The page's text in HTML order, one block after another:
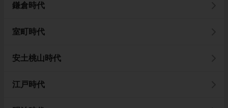
鎌倉時代
室町時代
安土桃山時代
江戸時代